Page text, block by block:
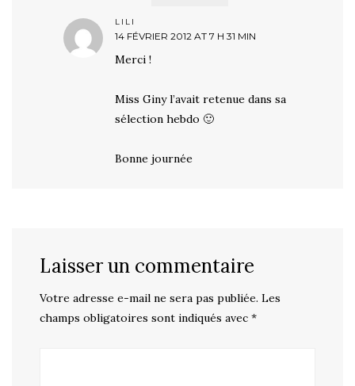
LILI
14 FÉVRIER 2012 AT 7 H 31 MIN
Merci !
Miss Giny l’avait retenue dans sa
sélection hebdo 🙂
Bonne journée
Laisser un commentaire
Votre adresse e-mail ne sera pas publiée. Les
champs obligatoires sont indiqués avec *